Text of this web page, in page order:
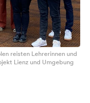
reisten Lehrerinnen und
Lienz und Umgebung